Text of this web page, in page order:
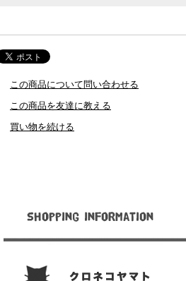
この商品について問い合わせる
この商品を友達に教える
買い物を続ける